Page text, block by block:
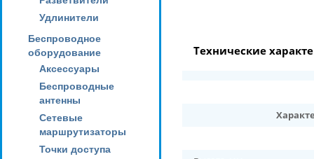
Удлинители
Беспроводное
оборудование
Аксессуары
Беспроводные
антенны
Сетевые
маршрутизаторы
Точки доступа
Технические